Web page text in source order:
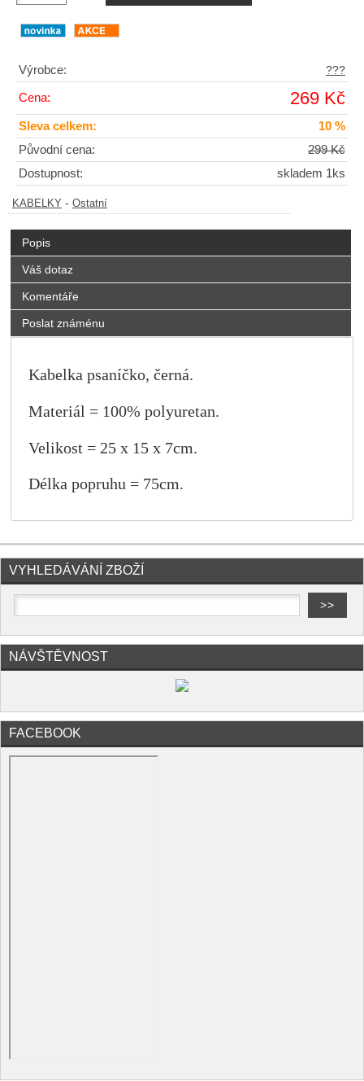
Výrobce: ???
Cena: 269 Kč
Sleva celkem:
10 %
Původní cena:
299 Kč
Dostupnost:
skladem 1ks
KABELKY - Ostatní
Popis
Váš dotaz
Komentáře
Poslat známénu
Kabelka psaníčko, černá.
Materiál = 100% polyuretan.
Velikost = 25 x 15 x 7cm.
Délka popruhu = 75cm.
VYHLEDÁVÁNÍ ZBOŽÍ
NÁVŠTĚVNOST
FACEBOOK